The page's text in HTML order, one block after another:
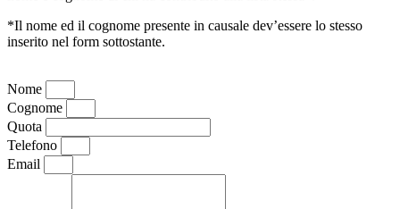
*Il nome ed il cognome presente in causale dev’essere lo stesso
inserito nel form sottostante.
Nome
Cognome
Quota
Telefono
Email